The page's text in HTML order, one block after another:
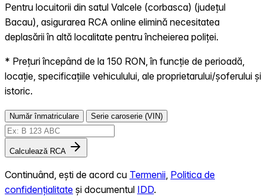
Pentru locuitorii din satul Valcele (corbasca) (județul
Bacau), asigurarea RCA online elimină necesitatea
deplasării în altă localitate pentru încheierea poliței.
* Prețuri începând de la 150 RON, în funcție de perioadă,
locație, specificațiile vehiculului, ale proprietarului/șoferului și
istoric.
Număr înmatriculare Serie caroserie (VIN)
Calculează RCA
Continuând, ești de acord cu Termenii Politica de
confidențialitate și documentul IDD.